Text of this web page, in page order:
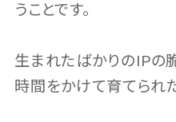
うことです。
生まれたばかりのIPの
時間をかけて育てられ